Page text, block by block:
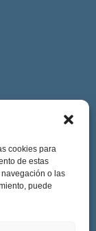
cookies para
de estas
o las
puede